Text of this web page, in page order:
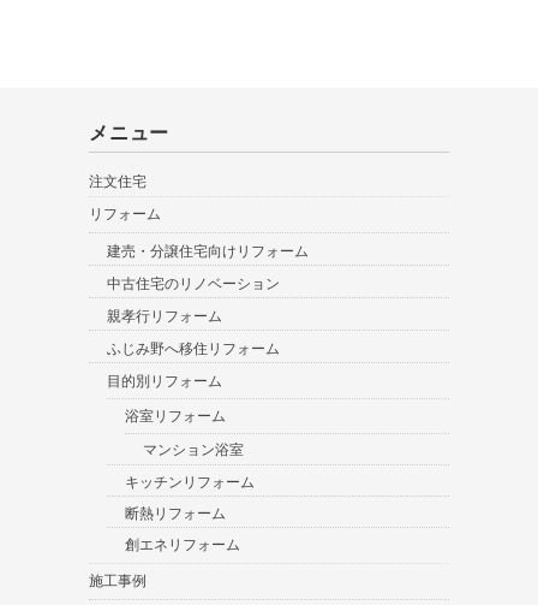
メニュー
注文住宅
リフォーム
建売・分譲住宅向けリフォーム
中古住宅のリノベーション
親孝行リフォーム
ふじみ野へ移住リフォーム
目的別リフォーム
浴室リフォーム
マンション浴室
キッチンリフォーム
断熱リフォーム
創エネリフォーム
施工事例